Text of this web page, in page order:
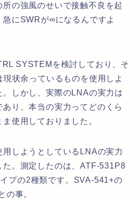
の強風のせいで接触不良を起
急にSWRが∞になるんですよ
SYSTEMを検討しており、そ
状余っているものを使用しよ
。しかし、実際のLNAの実力は
り、本当の実力ってどのくら
使用しておりました。
しようとしているLNAの実力
た。測定したのは、ATF-531P8
プの2種類です。SVA-541+の
の事。